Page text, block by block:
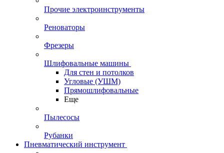
Прочие электроинструменты
Реноваторы
Фрезеры
Шлифовальные машины
Для стен и потолков
Угловые (УШМ)
Прямошлифовальные
Еще
Пылесосы
Рубанки
Пневматический инструмент